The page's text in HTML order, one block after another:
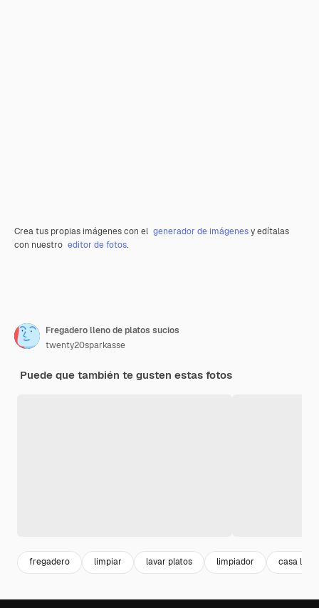
Crea tus propias imágenes con el generador de imágenesy edítalas
con nuestro editor de fotos.
Fregadero lleno de platos sucios
twenty20sparkasse
Puede que también te gusten estas fotos
fregadero limpiar lavar platos limpiador casa